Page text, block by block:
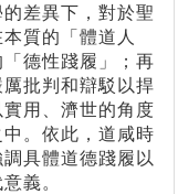
差異下，對於聖
質的「體道人
德性踐履」；再
批判和辯駁以捍
用、濟世的角度
。依此，道咸時
具體道德踐履以
義。